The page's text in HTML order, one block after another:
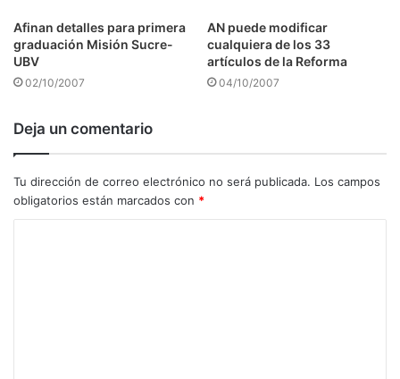
Afinan detalles para primera
graduación Misión Sucre-
UBV
02/10/2007
AN puede modificar
cualquiera de los 33
artículos de la Reforma
04/10/2007
Deja un comentario
Tu dirección de correo electrónico no será publicada. Los campos
obligatorios están marcados con *